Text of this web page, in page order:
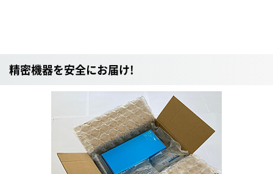
精密機器を安全にお届け!